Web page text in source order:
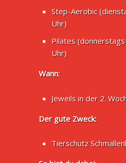
Step-Aerobic
Uhr)
Pilates
Uhr)
Wann:
Jeweils in der 2.
Der gute Zweck:
Tierschutz